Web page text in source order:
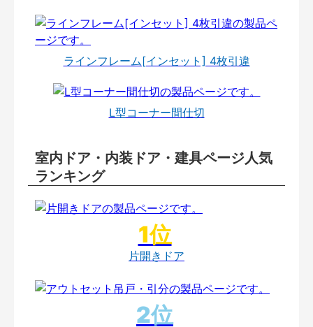
ラインフレーム[インセット] 4枚引違
L型コーナー間仕切
室内ドア・内装ドア・建具ページ人気
ランキング
片開きドア